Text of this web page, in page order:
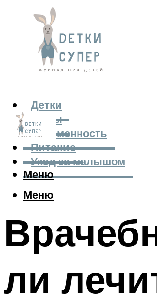
Детки
Мамы
Беременность
Питание
Уход за малышом
Меню
Меню
ли